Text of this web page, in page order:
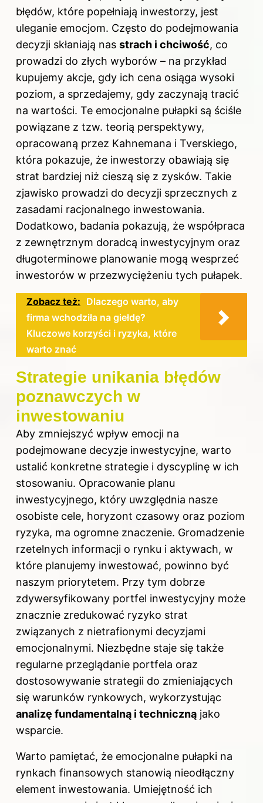
błędów, które popełniają inwestorzy, jest
uleganie emocjom. Często do podejmowania
decyzji skłaniają nas strach i chciwość, co
prowadzi do złych wyborów – na przykład
kupujemy akcje, gdy ich cena osiąga wysoki
poziom, a sprzedajemy, gdy zaczynają tracić
na wartości. Te emocjonalne pułapki są ściśle
powiązane z tzw. teorią perspektywy,
opracowaną przez Kahnemana i Tverskiego,
która pokazuje, że inwestorzy obawiają się
strat bardziej niż cieszą się z zysków. Takie
zjawisko prowadzi do decyzji sprzecznych z
zasadami racjonalnego inwestowania.
Dodatkowo, badania pokazują, że współpraca
z zewnętrznym doradcą inwestycyjnym oraz
długoterminowe planowanie mogą wesprzeć
inwestorów w przezwyciężeniu tych pułapek.
Zobacz też: Dlaczego warto, aby
firma wchodziła na giełdę?
Kluczowe korzyści i ryzyka, które
warto znać
Strategie unikania błędów
poznawczych w
inwestowaniu
Aby zmniejszyć wpływ emocji na
podejmowane decyzje inwestycyjne, warto
ustalić konkretne strategie i dyscyplinę w ich
stosowaniu. Opracowanie planu
inwestycyjnego, który uwzględnia nasze
osobiste cele, horyzont czasowy oraz poziom
ryzyka, ma ogromne znaczenie. Gromadzenie
rzetelnych informacji o rynku i aktywach, w
które planujemy inwestować, powinno być
naszym priorytetem. Przy tym dobrze
zdywersyfikowany portfel inwestycyjny może
znacznie zredukować ryzyko strat
związanych z nietrafionymi decyzjami
emocjonalnymi. Niezbędne staje się także
regularne przeglądanie portfela oraz
dostosowywanie strategii do zmieniających
się warunków rynkowych, wykorzystując
analizę fundamentalną i techniczną jako
wsparcie.
Warto pamiętać, że emocjonalne pułapki na
rynkach finansowych stanowią nieodłączny
element inwestowania. Umiejętność ich